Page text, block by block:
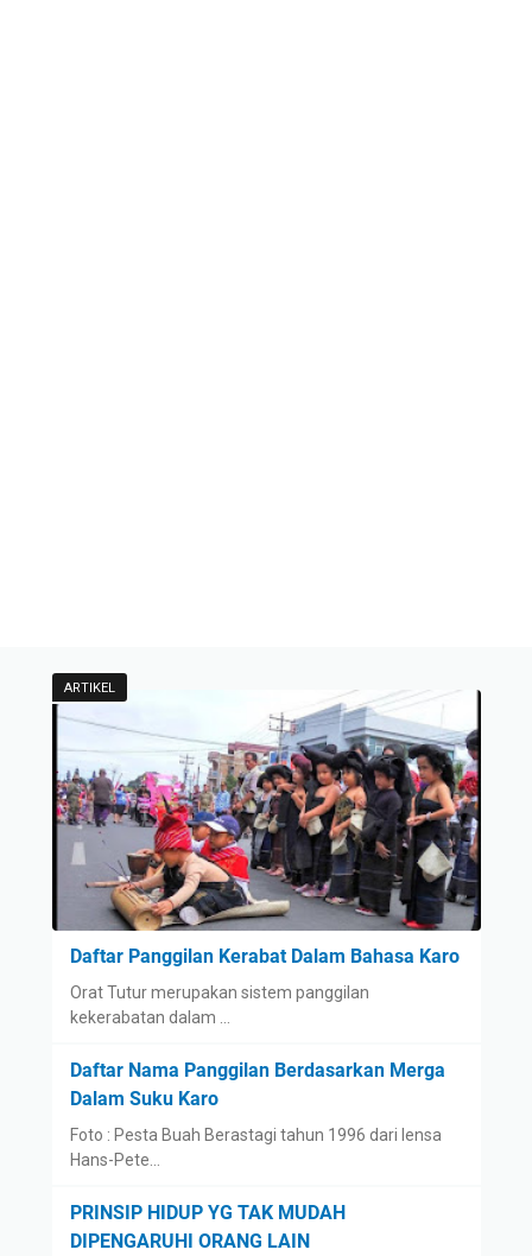
ARTIKEL
Daftar Panggilan Kerabat Dalam Bahasa Karo
Orat Tutur merupakan sistem panggilan
kekerabatan dalam …
Daftar Nama Panggilan Berdasarkan Merga
Dalam Suku Karo
Foto : Pesta Buah Berastagi tahun 1996 dari lensa
Hans-Pete…
PRINSIP HIDUP YG TAK MUDAH
DIPENGARUHI ORANG LAIN